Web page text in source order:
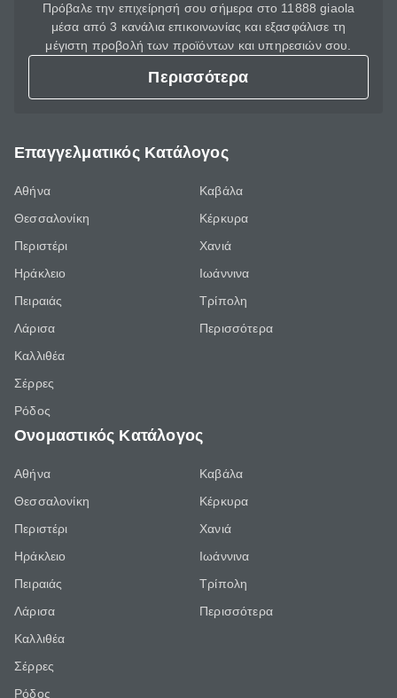
Πρόβαλε την επιχείρησή σου σήμερα στο 11888 giaola
μέσα από 3 κανάλια επικοινωνίας και εξασφάλισε τη
μέγιστη προβολή των προϊόντων και υπηρεσιών σου.
Περισσότερα
Επαγγελματικός Κατάλογος
Αθήνα
Θεσσαλονίκη
Περιστέρι
Ηράκλειο
Πειραιάς
Λάρισα
Καλλιθέα
Σέρρες
Ρόδος
Καβάλα
Κέρκυρα
Χανιά
Ιωάννινα
Τρίπολη
Περισσότερα
Ονομαστικός Κατάλογος
Αθήνα
Θεσσαλονίκη
Περιστέρι
Ηράκλειο
Πειραιάς
Λάρισα
Καλλιθέα
Σέρρες
Ρόδος
Καβάλα
Κέρκυρα
Χανιά
Ιωάννινα
Τρίπολη
Περισσότερα